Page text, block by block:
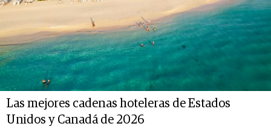
Las mejores cadenas hoteleras de Estados
Unidos y Canadá de 2026